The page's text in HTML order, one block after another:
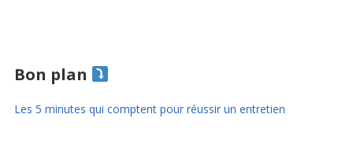
Bon plan
Les 5 minutes qui comptent pour réussir un entretien